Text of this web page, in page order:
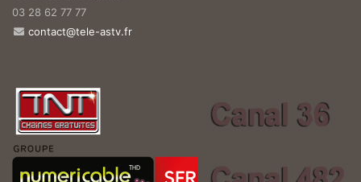
03 28 62 77 77
contact@tele-astv.fr